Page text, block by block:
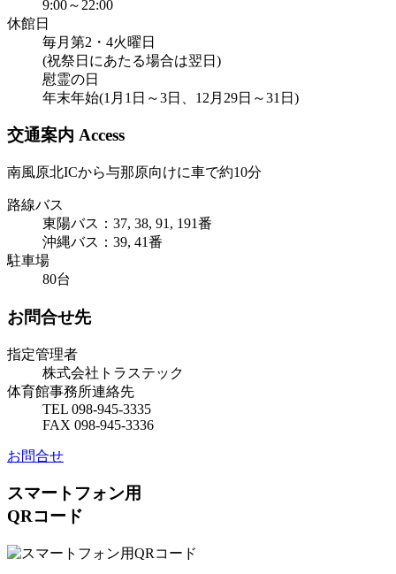
9:00～22:00
休館日
毎月第2・4火曜日
(祝祭日にあたる場合は翌日)
慰霊の日
年末年始(1月1日～3日、12月29日～31日)
交通案内 Access
南風原北ICから与那原向けに車で約10分
路線バス
東陽バス：37, 38, 91, 191番
沖縄バス：39, 41番
駐車場
80台
お問合せ先
指定管理者
株式会社トラステック
体育館事務所連絡先
TEL 098-945-3335
FAX 098-945-3336
お問合せ
スマートフォン用
QRコード